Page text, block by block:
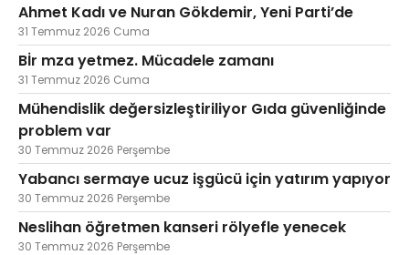
Ahmet Kadı ve Nuran Gökdemir, Yeni Parti’de
31 Temmuz 2026 Cuma
Bİr mza yetmez. Mücadele zamanı
31 Temmuz 2026 Cuma
Mühendislik değersizleştiriliyor Gıda güvenliğinde
problem var
30 Temmuz 2026 Perşembe
Yabancı sermaye ucuz işgücü için yatırım yapıyor
30 Temmuz 2026 Perşembe
Neslihan öğretmen kanseri rölyefle yenecek
30 Temmuz 2026 Perşembe